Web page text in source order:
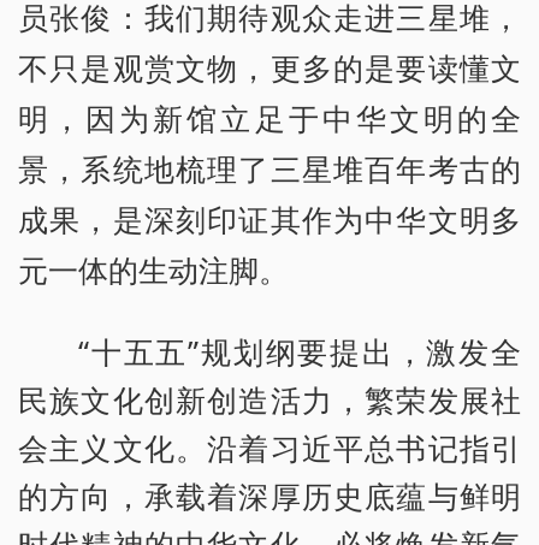
员张俊：我们期待观众走进三星堆，
不只是观赏文物，更多的是要读懂文
明，因为新馆立足于中华文明的全
景，系统地梳理了三星堆百年考古的
成果，是深刻印证其作为中华文明多
元一体的生动注脚。
“十五五”规划纲要提出，激发全
民族文化创新创造活力，繁荣发展社
会主义文化。沿着习近平总书记指引
的方向，承载着深厚历史底蕴与鲜明